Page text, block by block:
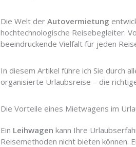
Die Welt derAutovermietung
hochtechnologische Reisebegleiter.
beeindruckende Vielfalt für jeden
In diesem Artikel führe ich Sie durch
organisierte Urlaubsreise – die
Die Vorteile eines Mietwagens im
Ein Leihwagen kann Ihre
Reisemethoden nicht bieten können.